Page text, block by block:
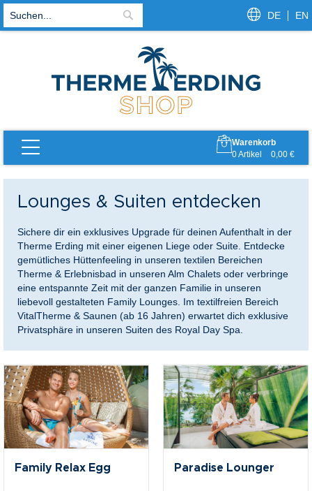
Suche
DE EN
Warenkorb
0Artikel 0,00 €
Lounges & Suiten entdecken
Sichere dir ein exklusives Upgrade für deinen Aufenthalt in der
Therme Erding mit einer eigenen Liege oder Suite. Entdecke
gemütliches Hüttenfeeling in unseren textilen Bereichen
Therme & Erlebnisbad in unseren Alm Chalets oder verbringe
eine entspannte Zeit mit der ganzen Familie in unseren
liebevoll gestalteten Family Lounges. Im textilfreien Bereich
VitalTherme & Saunen (ab 16 Jahren) erwartet dich exklusive
Privatsphäre in unseren Suiten des Royal Day Spa.
Family Relax Egg Paradise Lounger
Zurück
& Saunen
Zurück
& Saunen (textilfrei, ab 16 Jahren)
(textil, ab 0 J.)
Zurück
Zurück
Müller x Therme Erding
Zurück
bis 50€
für Familien
Zurück